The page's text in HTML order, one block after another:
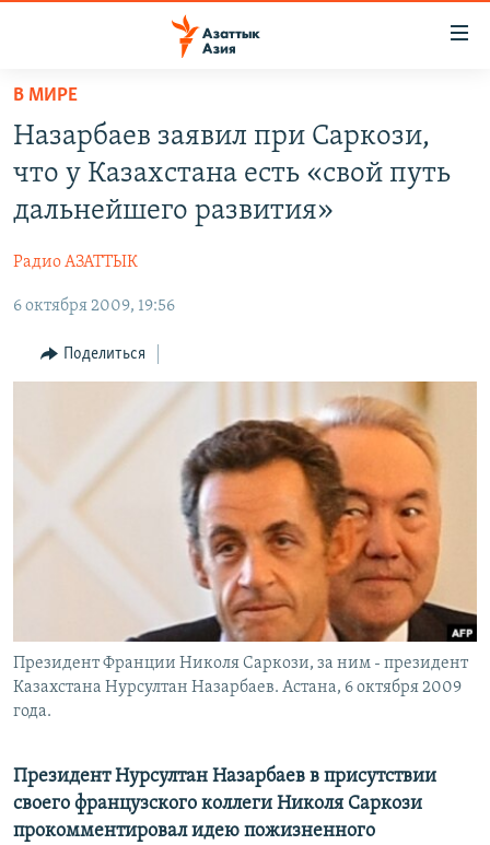
Вернуться
основному
содержанию
Вернутся
главной
Вернутся
поиску
ЦЕНТРАЛЬНАЯ АЗИЯ
КАЗАХСТАН
КЫРГЫЗСТАН
ТАДЖИКИСТАН
НОВОСТИ
ВОЙНА В УКРАИНЕ
ҚАЗАҚША
КЫРГЫЗЧА
ЎЗБЕКЧА
ПОДПИШИТЕСЬ НА НАС В СОЦСЕТЯХ
Все сайты РСЕ/РС
В МИРЕ
Назарбаев заявил при Саркози,
что у Казахстана есть «свой путь
дальнейшего развития»
Радио АЗАТТЫК
6 октября 2009, 19:56
Поделиться
Президент Франции Николя Саркози, за ним - президент
Казахстана Нурсултан Назарбаев. Астана, 6 октября 2009
года.
Президент Нурсултан Назарбаев в присутствии
своего французского коллеги Николя Саркози
прокомментировал идею пожизненного